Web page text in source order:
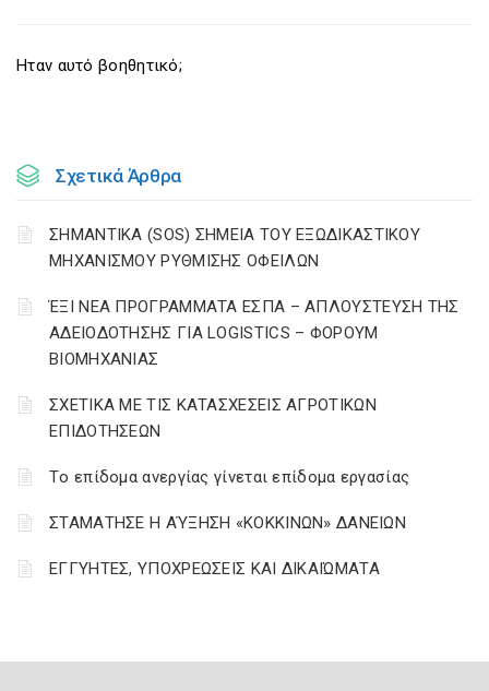
Ηταν αυτό βοηθητικό;
Σχετικά Άρθρα
ΣΗΜΑΝΤΙΚΑ (SOS) ΣΗΜΕΙΑ ΤΟΥ ΕΞΩΔΙΚΑΣΤΙΚΟΥ
ΜΗΧΑΝΙΣΜΟΥ ΡΥΘΜΙΣΗΣ ΟΦΕΙΛΩΝ
ΈΞΙ ΝΕΑ ΠΡΟΓΡΑΜΜΑΤΑ ΕΣΠΑ – AΠΛΟΥΣΤΕΥΣΗ ΤΗΣ
ΑΔΕΙΟΔΟΤΗΣΗΣ ΓΙΑ LOGISTICS – ΦΟΡΟΥΜ
ΒΙΟΜΗΧΑΝΙΑΣ
ΣΧΕΤΙΚΑ ΜΕ ΤΙΣ ΚΑΤΑΣΧΕΣΕΙΣ ΑΓΡΟΤΙΚΩΝ
ΕΠΙΔΟΤΗΣΕΩΝ
Tο επίδομα ανεργίας γίνεται επίδομα εργασίας
ΣΤΑΜΑΤΗΣΕ Η ΑΎΞΗΣΗ «ΚΟΚΚΙΝΩΝ» ΔΑΝΕΙΩΝ
ΕΓΓΥΗΤΕΣ, ΥΠΟΧΡΕΩΣΕΙΣ ΚΑΙ ΔΙΚΑΙΏΜΑΤΑ